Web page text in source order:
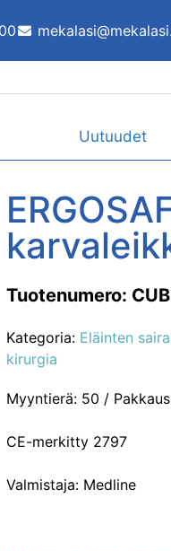
Uutuudet
Tuotenumero:
Kategoria: Eläinten
kirurgia
Myyntierä: 50 / Pakkaus
CE-merkitty 2797
Valmistaja: Medline